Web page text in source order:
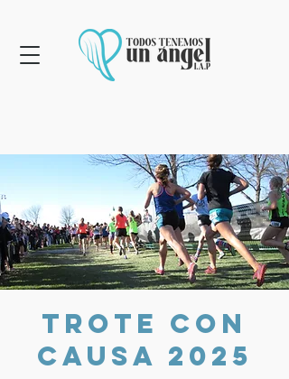
Trote con
causa 2025